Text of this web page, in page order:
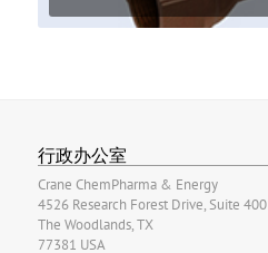
行政办公室
Crane ChemPharma & Energy
4526 Research Forest Drive, Suite 400
The Woodlands, TX
77381 USA